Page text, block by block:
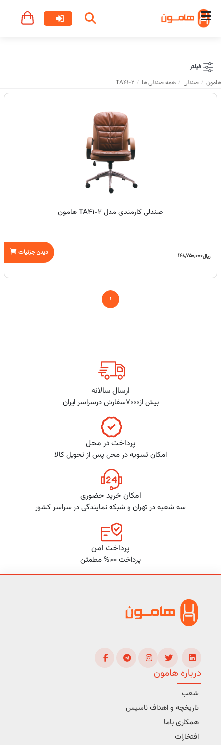
فیلتر
هامون
صندلی همه صندلی ها TA41-2
صندلی کارمندی مدل TA41-2 هامون
ریال148,750,000 دیدن جزئیات
1
ارسال سالانه
بیش از7000سفارش درسراسر ایران
پرداخت در محل
امکان تسویه در محل پس از تحویل کالا
امکان خرید حضوری
سه شعبه در تهران و شبکه نمایندگی در سراسر کشور
پرداخت امن
پرداخت 100% مطمئن
درباره هامون
شعب
تاریخچه و اهداف تاسیس
همکاری باما
افتخارات